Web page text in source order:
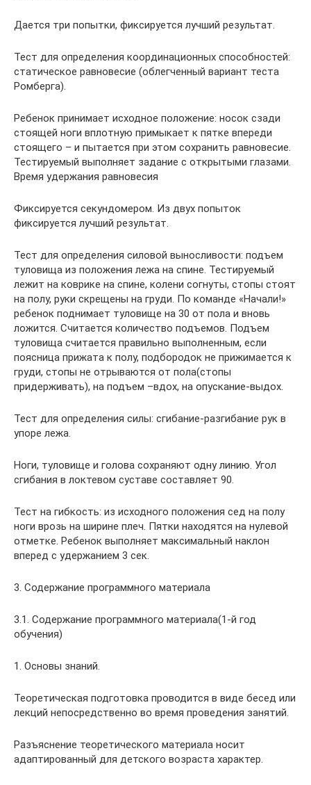
Дается три попытки, фиксируется лучший результат.
Тест для определения координационных способностей:
статическое равновесие (облегченный вариант теста
Ромберга).
Ребенок принимает исходное положение: носок сзади
стоящей ноги вплотную примыкает к пятке впереди
стоящего – и пытается при этом сохранить равновесие.
Тестируемый выполняет задание с открытыми глазами.
Время удержания равновесия
Фиксируется секундомером. Из двух попыток
фиксируется лучший результат.
Тест для определения силовой выносливости: подъем
туловища из положения лежа на спине. Тестируемый
лежит на коврике на спине, колени согнуты, стопы стоят
на полу, руки скрещены на груди. По команде «Начали!»
ребенок поднимает туловище на 30 от пола и вновь
ложится. Считается количество подъемов. Подъем
туловища считается правильно выполненным, если
поясница прижата к полу, подбородок не прижимается к
груди, стопы не отрываются от пола(стопы
придерживать), на подъем –вдох, на опускание-выдох.
Тест для определения силы: сгибание-разгибание рук в
упоре лежа.
Ноги, туловище и голова сохраняют одну линию. Угол
сгибания в локтевом суставе составляет 90.
Тест на гибкость: из исходного положения сед на полу
ноги врозь на ширине плеч. Пятки находятся на нулевой
отметке. Ребенок выполняет максимальный наклон
вперед с удержанием 3 сек.
3. Содержание программного материала
3.1. Содержание программного материала(1-й год
обучения)
1. Основы знаний.
Теоретическая подготовка проводится в виде бесед или
лекций непосредственно во время проведения занятий.
Разъяснение теоретического материала носит
адаптированный для детского возраста характер.